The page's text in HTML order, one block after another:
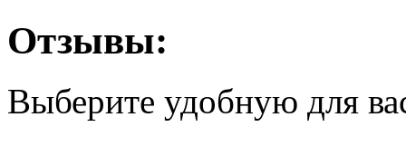
Отзывы:
Выберите удобную для